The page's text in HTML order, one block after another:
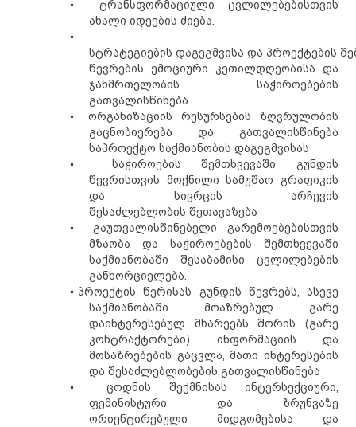
▪
ტრანსფორმაციული ცვლილებებისთვის
ახალი იდეების ძიება.
▪
სტრატეგიების დაგეგმვისა და პროექტების
წევრების ემოციური კეთილდღეობისა და
ჯანმრთელობის საჭიროებების
გათვალისწინება
▪
ორგანიზაციის რესურსებისზღვრულობის
გაცნობიერებადა გათვალისწინება
საპროექტო საქმიანობის დაგეგმვისას
▪
საჭიროების შემთხვევაში გუნდის
წევრისთვის მოქნილი სამუშაო გრაფიკის
და სივრცის არჩევის
შესაძლებლობის შეთავაზება
▪
გაუთვალისწინებელი გარემოებებისთვის
მზაობა და საჭიროებების შემთხვევაში
საქმიანობაში შესაბამისი ცვლილებების
განხორციელება.
▪პროექტის წერისას გუნდის წევრებს, ასევე
საქმიანობაში მოაზრებულ გარე
დაინტერესებულ მხარეებს შორის (გარე
კონტრაქტორები) ინფორმაციის და
მოსაზრებების გაცვლა, მათი ინტერესების
და შესაძლებლობების გათვალისწინება
▪
ცოდნის შექმნისას ინტერსექციური,
ფემინისტური და ზრუნვაზე
ორიენტირებული მიდგომებისა და